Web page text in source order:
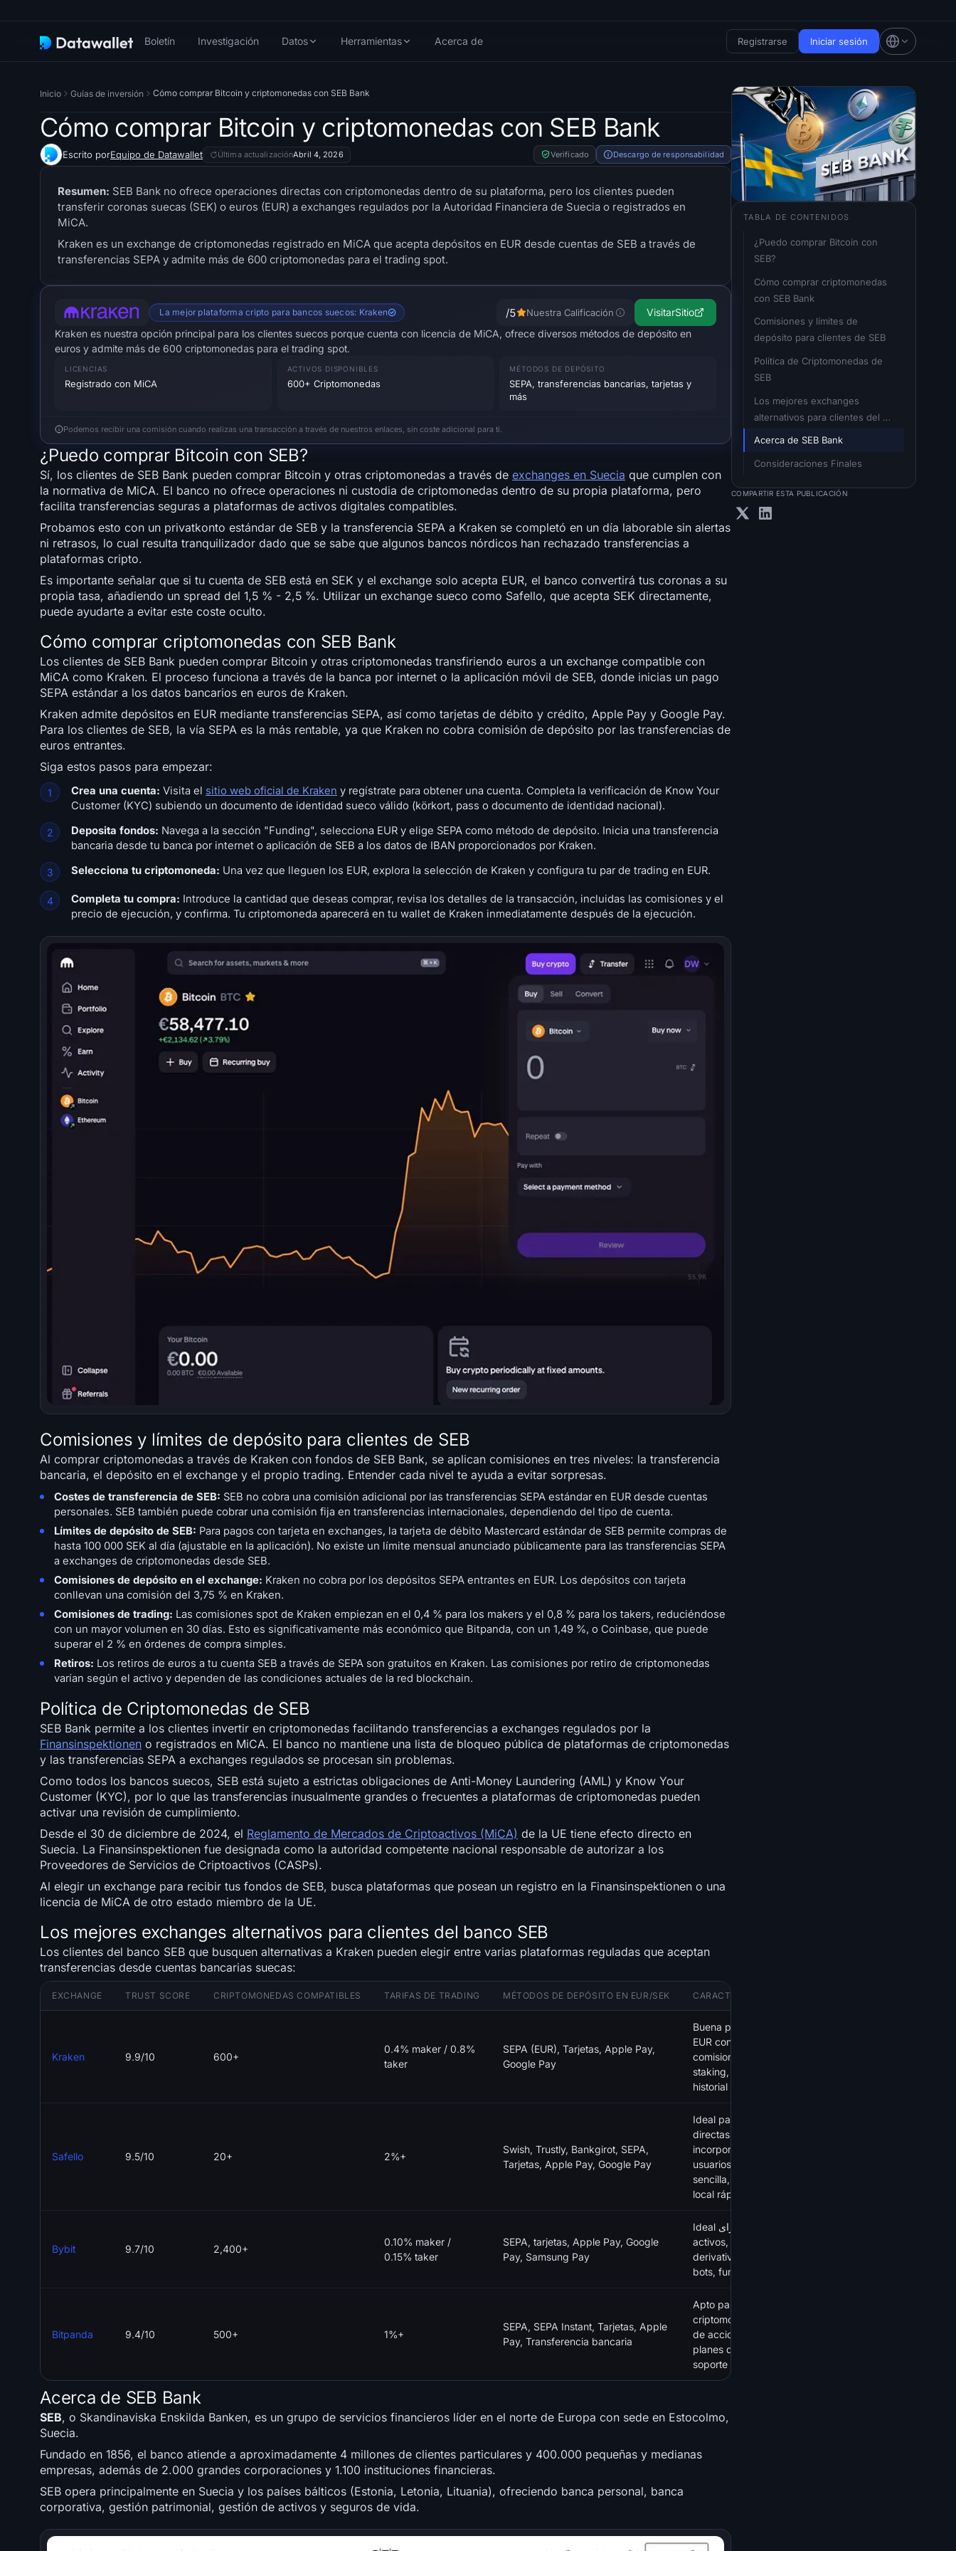
Boletín Investigación Datos Herramientas Acerca de Registrarse Iniciar sesión
Inicio Guías de inversión Cómo comprar Bitcoin y criptomonedas con SEB Bank
Cómo comprar Bitcoin y criptomonedas con SEB Bank
Escrito porEquipo de Datawallet Última actualizaciónAbril 4, 2026 Verificado Descargo de responsabilidad
Resumen: SEB Bank no ofrece operaciones directas con criptomonedas dentro de su plataforma, pero los clientes pueden
transferir coronas suecas (SEK) o euros (EUR) a exchanges regulados por la Autoridad Financiera de Suecia o registrados en
MiCA.
Kraken es un exchange de criptomonedas registrado en MiCA que acepta depósitos en EUR desde cuentas de SEB a través de
transferencias SEPA y admite más de 600 criptomonedas para el trading spot.
La mejor plataforma cripto para bancos suecos: Kraken /5 Nuestra Calificación VisitarSitio
Kraken es nuestra opción principal para los clientes suecos porque cuenta con licencia de MiCA, ofrece diversos métodos de depósito en
euros y admite más de 600 criptomonedas para el trading spot.
LICENCIAS
Registrado con MiCA
ACTIVOS DISPONIBLES
600+ Criptomonedas
MÉTODOS DE DEPÓSITO
SEPA, transferencias bancarias, tarjetas y
más
Podemos recibir una comisión cuando realizas una transacción a través de nuestros enlaces, sin coste adicional para ti.
¿Puedo comprar Bitcoin con SEB?
Sí, los clientes de SEB Bank pueden comprar Bitcoin y otras criptomonedas a través de exchanges en Suecia que cumplen con
la normativa de MiCA. El banco no ofrece operaciones ni custodia de criptomonedas dentro de su propia plataforma, pero
facilita transferencias seguras a plataformas de activos digitales compatibles.
Probamos esto con un privatkonto estándar de SEB y la transferencia SEPA a Kraken se completó en un día laborable sin alertas
ni retrasos, lo cual resulta tranquilizador dado que se sabe que algunos bancos nórdicos han rechazado transferencias a
plataformas cripto.
Es importante señalar que si tu cuenta de SEB está en SEK y el exchange solo acepta EUR, el banco convertirá tus coronas a su
propia tasa, añadiendo un spread del 1,5 % - 2,5 %. Utilizar un exchange sueco como Safello, que acepta SEK directamente,
puede ayudarte a evitar este coste oculto.
Cómo comprar criptomonedas con SEB Bank
Los clientes de SEB Bank pueden comprar Bitcoin y otras criptomonedas transfiriendo euros a un exchange compatible con
MiCA como Kraken. El proceso funciona a través de la banca por internet o la aplicación móvil de SEB, donde inicias un pago
SEPA estándar a los datos bancarios en euros de Kraken.
Kraken admite depósitos en EUR mediante transferencias SEPA, así como tarjetas de débito y crédito, Apple Pay y Google Pay.
Para los clientes de SEB, la vía SEPA es la más rentable, ya que Kraken no cobra comisión de depósito por las transferencias de
euros entrantes.
Siga estos pasos para empezar:
Crea una cuenta: Visita el sitio web oficial de Kraken y regístrate para obtener una cuenta. Completa la verificación de Know Your
Customer (KYC) subiendo un documento de identidad sueco válido (körkort, pass o documento de identidad nacional).
Deposita fondos: Navega a la sección "Funding", selecciona EUR y elige SEPA como método de depósito. Inicia una transferencia
bancaria desde tu banca por internet o aplicación de SEB a los datos de IBAN proporcionados por Kraken.
Selecciona tu criptomoneda: Una vez que lleguen los EUR, explora la selección de Kraken y configura tu par de trading en EUR.
Completa tu compra: Introduce la cantidad que deseas comprar, revisa los detalles de la transacción, incluidas las comisiones y el
precio de ejecución, y confirma. Tu criptomoneda aparecerá en tu wallet de Kraken inmediatamente después de la ejecución.
Comisiones y límites de depósito para clientes de SEB
Al comprar criptomonedas a través de Kraken con fondos de SEB Bank, se aplican comisiones en tres niveles: la transferencia
bancaria, el depósito en el exchange y el propio trading. Entender cada nivel te ayuda a evitar sorpresas.
Costes de transferencia de SEB: SEB no cobra una comisión adicional por las transferencias SEPA estándar en EUR desde cuentas
personales. SEB también puede cobrar una comisión fija en transferencias internacionales, dependiendo del tipo de cuenta.
Límites de depósito de SEB: Para pagos con tarjeta en exchanges, la tarjeta de débito Mastercard estándar de SEB permite compras de
hasta 100 000 SEK al día (ajustable en la aplicación). No existe un límite mensual anunciado públicamente para las transferencias SEPA
a exchanges de criptomonedas desde SEB.
Comisiones de depósito en el exchange: Kraken no cobra por los depósitos SEPA entrantes en EUR. Los depósitos con tarjeta
conllevan una comisión del 3,75 % en Kraken.
Comisiones de trading: Las comisiones spot de Kraken empiezan en el 0,4 % para los makers y el 0,8 % para los takers, reduciéndose
con un mayor volumen en 30 días. Esto es significativamente más económico que Bitpanda, con un 1,49 %, o Coinbase, que puede
superar el 2 % en órdenes de compra simples.
Retiros: Los retiros de euros a tu cuenta SEB a través de SEPA son gratuitos en Kraken. Las comisiones por retiro de criptomonedas
varían según el activo y dependen de las condiciones actuales de la red blockchain.
Política de Criptomonedas de SEB
SEB Bank permite a los clientes invertir en criptomonedas facilitando transferencias a exchanges regulados por la
Finansinspektionen o registrados en MiCA. El banco no mantiene una lista de bloqueo pública de plataformas de criptomonedas
y las transferencias SEPA a exchanges regulados se procesan sin problemas.
Como todos los bancos suecos, SEB está sujeto a estrictas obligaciones de Anti-Money Laundering (AML) y Know Your
Customer (KYC), por lo que las transferencias inusualmente grandes o frecuentes a plataformas de criptomonedas pueden
activar una revisión de cumplimiento.
Desde el 30 de diciembre de 2024, el Reglamento de Mercados de Criptoactivos (MiCA) de la UE tiene efecto directo en
Suecia. La Finansinspektionen fue designada como la autoridad competente nacional responsable de autorizar a los
Proveedores de Servicios de Criptoactivos (CASPs).
Al elegir un exchange para recibir tus fondos de SEB, busca plataformas que posean un registro en la Finansinspektionen o una
licencia de MiCA de otro estado miembro de la UE.
Los mejores exchanges alternativos para clientes del banco SEB
Los clientes del banco SEB que busquen alternativas a Kraken pueden elegir entre varias plataformas reguladas que aceptan
transferencias desde cuentas bancarias suecas:
EXCHANGE TRUST SCORE CRIPTOMONEDAS COMPATIBLES TARIFAS DE TRADING MÉTODOS DE DEPÓSITO EN EUR/SEK CARACTERÍSTICAS CLAVE
Kraken 9.9/10 600+
0.4% maker / 0.8%
taker
SEPA (EUR), Tarjetas, Apple Pay,
Google Pay
Buena para trading de
EUR con bajas
comisiones, Kraken Pro,
staking, futures, sólido
historial de seguridad
Safello 9.5/10 20+ 2%+
Swish, Trustly, Bankgirot, SEPA,
Tarjetas, Apple Pay, Google Pay
Ideal para compras
directas en SEK,
incorporación de
usuarios suecos, interfaz
sencilla, financiación
local rápida
Bybit 9.7/10 2,400+
0.10% maker /
0.15% taker
SEPA, tarjetas, Apple Pay, Google
Pay, Samsung Pay
Ideal برای traders
activos, spot y
derivatives, copy trading,
bots, funciones de earn
Bitpanda 9.4/10 500+ 1%+
SEPA, SEPA Instant, Tarjetas, Apple
Pay, Transferencia bancaria
Apto para principiantes,
criptomonedas además
de acciones y ETF,
planes de ahorro, amplio
soporte europeo
Acerca de SEB Bank
SEB, o Skandinaviska Enskilda Banken, es un grupo de servicios financieros líder en el norte de Europa con sede en Estocolmo,
Suecia.
Fundado en 1856, el banco atiende a aproximadamente 4 millones de clientes particulares y 400.000 pequeñas y medianas
empresas, además de 2.000 grandes corporaciones y 1.100 instituciones financieras.
SEB opera principalmente en Suecia y los países bálticos (Estonia, Letonia, Lituania), ofreciendo banca personal, banca
corporativa, gestión patrimonial, gestión de activos y seguros de vida.
TABLA DE CONTENIDOS
¿Puedo comprar Bitcoin con
SEB?
Cómo comprar criptomonedas
con SEB Bank
Comisiones y límites de
depósito para clientes de SEB
Política de Criptomonedas de
SEB
Los mejores exchanges
alternativos para clientes del
Acerca de SEB Bank
Consideraciones Finales
COMPARTIR ESTA PUBLICACIÓN